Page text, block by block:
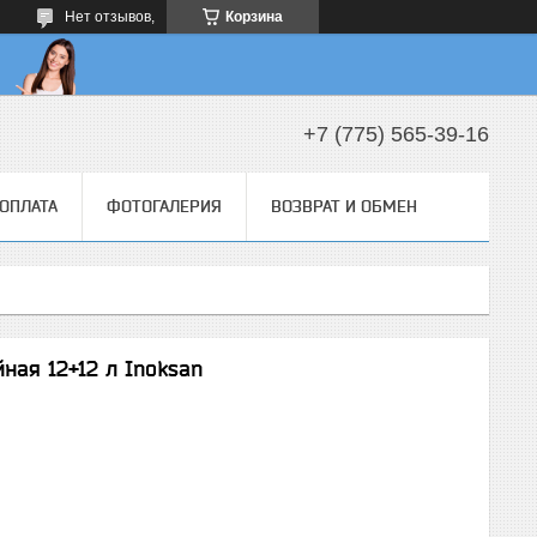
Корзина
Нет отзывов,
+7 (775) 565-39-16
ФОТОГАЛЕРИЯ ВОЗВРАТ И ОБМЕН
12+12 л Inoksan